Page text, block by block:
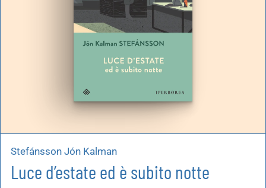
Stefánsson Jón Kalman
Luce d’estate ed è subito notte